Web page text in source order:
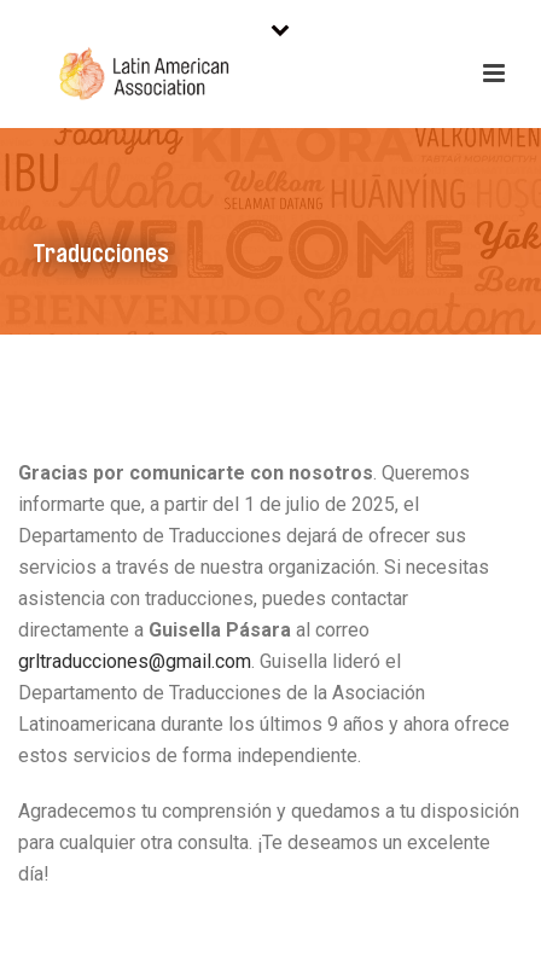
Traducciones
Traducciones
Gracias por comunicarte con nosotros. Queremos
informarte que, a partir del 1 de julio de 2025, el
Departamento de Traducciones dejará de ofrecer sus
servicios a través de nuestra organización. Si necesitas
asistencia con traducciones, puedes contactar
directamente a Guisella Pásara al correo
grltraducciones@gmail.com. Guisella lideró el
Departamento de Traducciones de la Asociación
Latinoamericana durante los últimos 9 años y ahora ofrece
estos servicios de forma independiente.
Agradecemos tu comprensión y quedamos a tu disposición
para cualquier otra consulta. ¡Te deseamos un excelente
día!